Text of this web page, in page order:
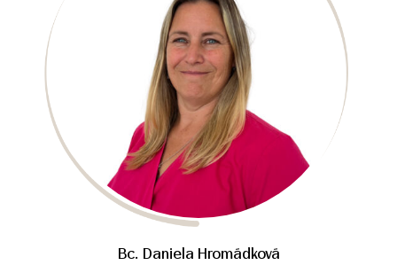
Bc. Daniela Hromádková